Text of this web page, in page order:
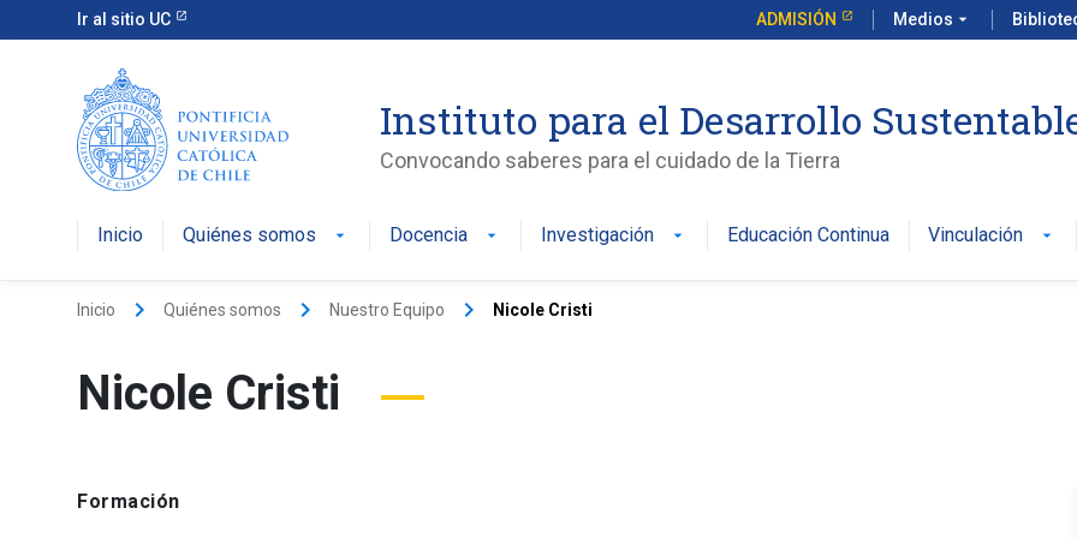
Ir al sitio UC ADMISIÓN Medios arrow_drop_down
Instituto para el Desarrollo
Convocando saberes para el cuidado de la Tierra
Inicio Quiénes somos arrow_drop_down Docencia arrow_drop_down Investigación arrow_drop_down Educación Continua Vinculación arrow_drop_down
Inicio keyboard_arrow_right Quiénes somos keyboard_arrow_right Nuestro Equipo keyboard_arrow_right Nicole Cristi
Nicole Cristi
Formación